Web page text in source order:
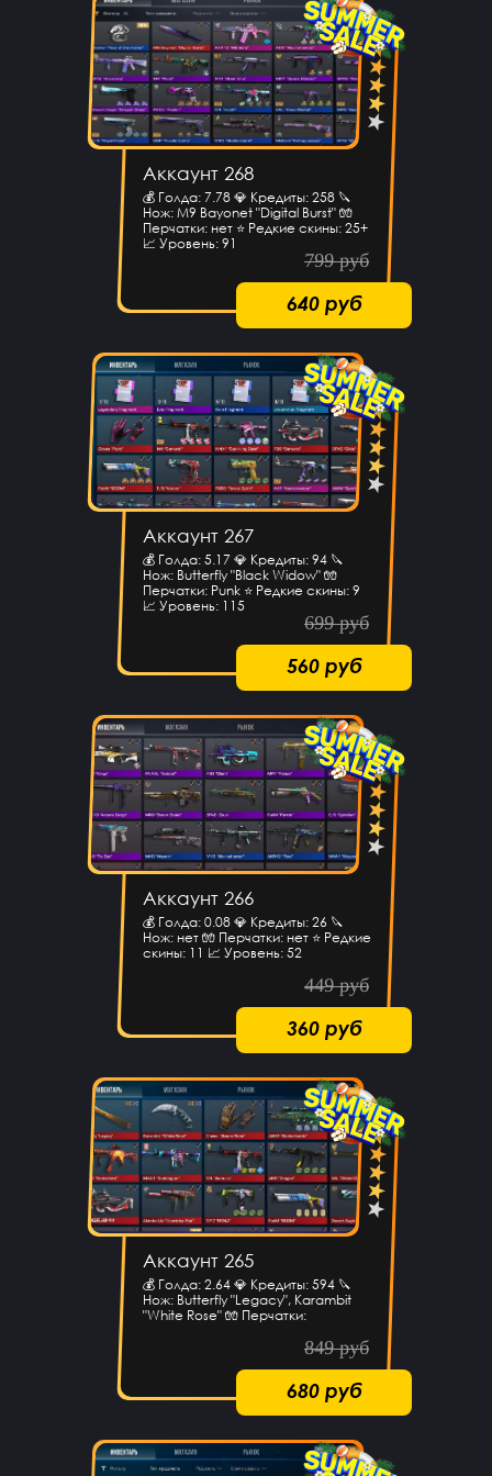
Аккаунт 268
💰 Голда: 7.78 💎 Кредиты: 258 🔪
Нож: M9 Bayonet "Digital Burst" 🧤
Перчатки: нет ⭐️ Редкие скины: 25+
📈 Уровень: 91
799 руб
640 руб
Аккаунт 267
💰 Голда: 5.17 💎 Кредиты: 94 🔪
Нож: Butterfly "Black Widow" 🧤
Перчатки: Punk ⭐️ Редкие скины: 9
📈 Уровень: 115
699 руб
560 руб
Аккаунт 266
💰 Голда: 0.08 💎 Кредиты: 26 🔪
Нож: нет 🧤 Перчатки: нет ⭐️ Редкие
скины: 11 📈 Уровень: 52
449 руб
360 руб
Аккаунт 265
💰 Голда: 2.64 💎 Кредиты: 594 🔪
Нож: Butterfly "Legacy", Karambit
"White Rose" 🧤 Перчатки:
849 руб
680 руб